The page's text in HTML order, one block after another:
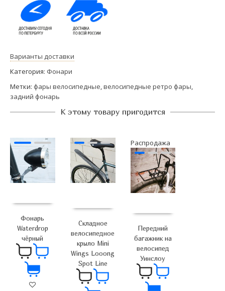
Варианты доставки
Категория: Фонари
Метки: фары велосипедные,велосипедные ретро фары,
задний фонарь
К этому товару пригодится
Фонарь
Waterdrop
чёрный
Складное
велосипедное
крыло Mini
Wings Looong
Spot Line
Распродажа
Передний
багажник на
велосипед
Уинслоу